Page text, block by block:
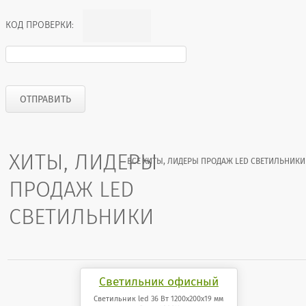
КОД ПРОВЕРКИ:
ХИТЫ, ЛИДЕРЫ
ПРОДАЖ LED
СВЕТИЛЬНИКИ
ВСЕ ХИТЫ, ЛИДЕРЫ ПРОДАЖ LED СВЕТИЛЬНИКИ
Светильник офисный
светодиодный 36 Вт
Светильник led 36 Вт 1200x200x19 мм